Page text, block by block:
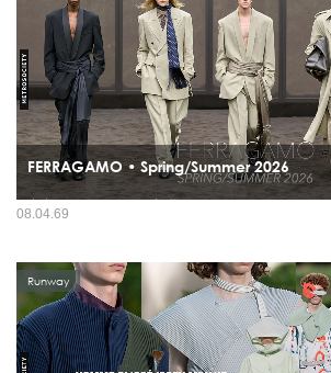
FERRAGAMO • Spring/Summer 2026
สิ่งที่น่าสนใจคือคอลเลคชั่นนี้ไม่ได้มองยุค 1920s ผ่านเลนส์
เชื่อมโยงไปถึงแรงบันดาลใจจาก Africana Movement ช่ว
08.04.69
Runway